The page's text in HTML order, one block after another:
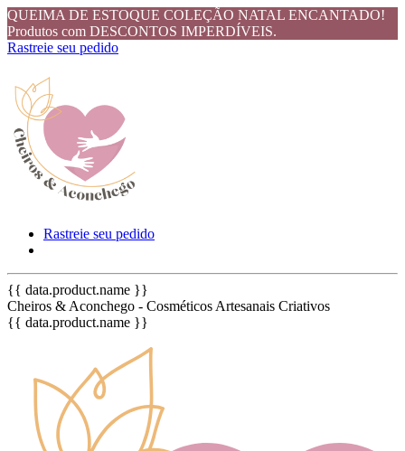
QUEIMA DE ESTOQUE COLEÇÃO NATAL ENCANTADO!
Produtos com DESCONTOS IMPERDÍVEIS.
Rastreie seu pedido
Rastreie seu pedido
{{ data.product.name }}
Cheiros & Aconchego - Cosméticos Artesanais Criativos
{{ data.product.name }}